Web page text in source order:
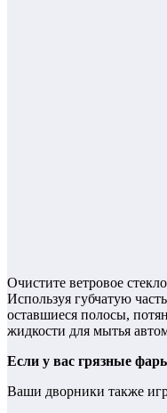
Очистите ветровое
Используя губчатую
оставшиеся полосы,
жидкости для мытья
Если у вас грязные
Ваши дворники также